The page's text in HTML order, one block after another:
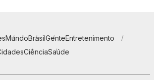
MundoBrasilGenteEntretenimento
CiênciaSaúde